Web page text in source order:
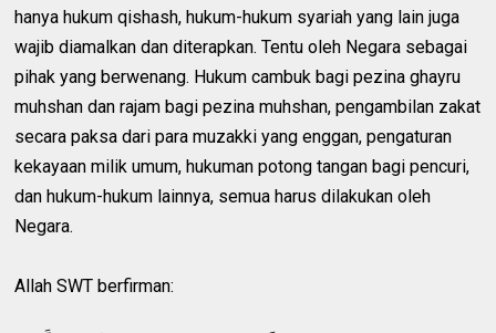
hanya hukum qishash, hukum-hukum syariah yang lain juga
wajib diamalkan dan diterapkan. Tentu oleh Negara sebagai
pihak yang berwenang. Hukum cambuk bagi pezina ghayru
muhshan dan rajam bagi pezina muhshan, pengambilan zakat
secara paksa dari para muzakki yang enggan, pengaturan
kekayaan milik umum, hukuman potong tangan bagi pencuri,
dan hukum-hukum lainnya, semua harus dilakukan oleh
Negara.
Allah SWT berfirman: